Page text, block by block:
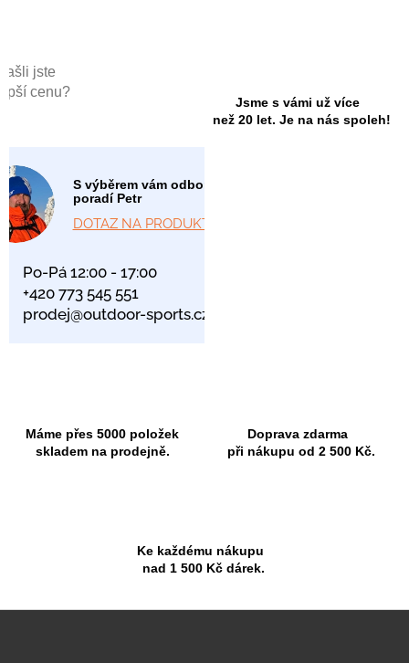
jste
cenu?
S výběrem vám odborně
poradí Petr
DOTAZ NA PRODUKT
Po-Pá 12:00 - 17:00
+420 773 545 551
prodej@outdoor-sports.cz
Jsme s vámi už více
než 20 let. Je na nás spoleh!
Máme přes 5000 položek
skladem na prodejně.
Doprava zdarma
při nákupu od 2 500 Kč.
Ke každému nákupu
nad 1 500 Kč dárek.